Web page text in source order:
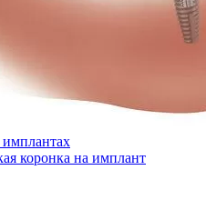
коронка на имплант